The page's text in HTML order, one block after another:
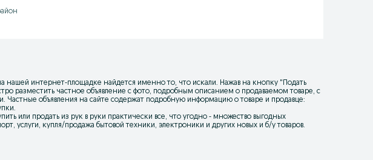
нашей интернет-площадке найдется именно то, что искали. Нажав на кнопку " Подать
разместить частное объявление с фото, подробным описанием о продаваемом товаре, с
Частные объявления на сайте содержат подробную информацию о товаре и продавце:
или продать из рук в руки практически все, что угодно - множество выгодных
услуги, купля/продажа бытовой техники, электроники и других новых и б/у товаров.